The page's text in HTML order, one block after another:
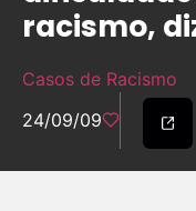
racismo,
Casos de Racismo
24/09/09